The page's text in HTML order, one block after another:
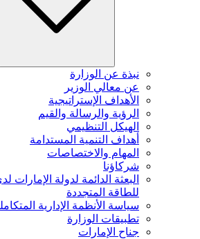
نبذة عن الوزارة
عن معالي الوزير
الأهداف الإستراتيجية
الرؤية والرسالة والقيم
الهيكل التنظيمي
أهداف التنمية المستدامة
المهام والاختصاصات
شركاؤنا
البعثة الدائمة لدولة الإمارات
للطاقة المتجددة
سياسة الأنظمة الإدارية
تطبيقات الوزارة
جناح الإمارات